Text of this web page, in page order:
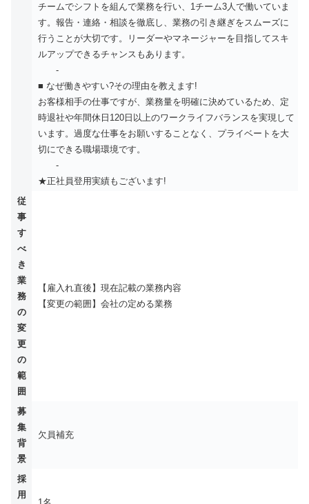
チームでシフトを組んで業務を行い、1チーム3人で働いていま
す。報告・連絡・相談を徹底し、業務の引き継ぎをスムーズに
行うことが大切です。リーダーやマネージャーを目指してスキ
ルアップできるチャンスもあります。
-
■ なぜ働きやすい?その理由を教えます!
お客様相手の仕事ですが、業務量を明確に決めているため、定
時退社や年間休日120日以上のワークライフバランスを実現して
います。過度な仕事をお願いすることなく、プライベートを大
切にできる職場環境です。
-
★正社員登用実績もございます!
従
事
す
べ
き
業
務
の
変
更
の
範
囲
【雇入れ直後】現在記載の業務内容
【変更の範囲】会社の定める業務
募
集
背
景
欠員補充
採
用